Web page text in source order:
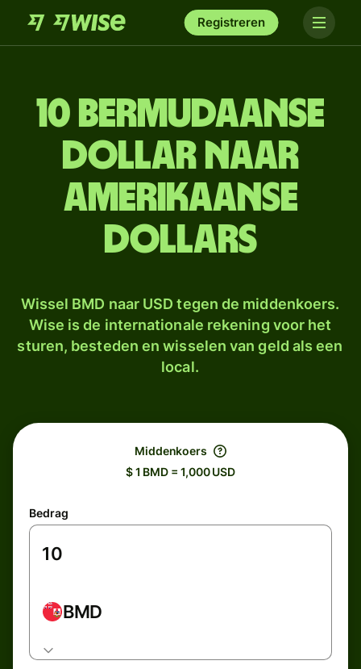
Registreren
10 Bermudaanse
dollar naar
Amerikaanse
dollars
Wissel BMD naar USD tegen de middenkoers.
Wise is de internationale rekening voor het
sturen, besteden en wisselen van geld als een
local.
Middenkoers
$ 1 BMD = 1,000 USD
Bedrag
BMD